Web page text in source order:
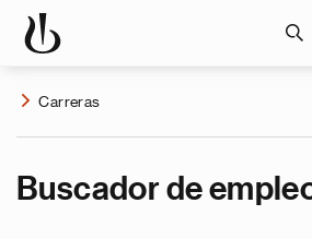
Carreras
Buscador de